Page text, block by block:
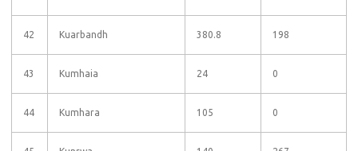
42 Kuarbandh 380.8 198
43 Kumhaia 24 0
44 Kumhara 105 0